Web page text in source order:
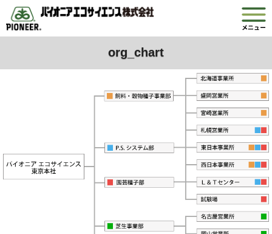
org_chart